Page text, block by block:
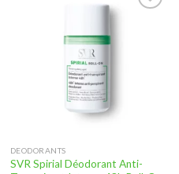
DEODORANTS
SVR Spirial Déodorant Anti-